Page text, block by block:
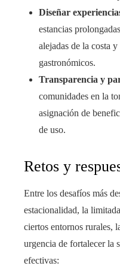
Diseñar
estancias
alejadas de la costa
gastronómicos.
Transparencia y
comunidades en la
asignación de
de uso.
Retos y
Entre los desafíos más
estacionalidad, la
ciertos entornos rurales,
urgencia de fortalecer la
efectivas: